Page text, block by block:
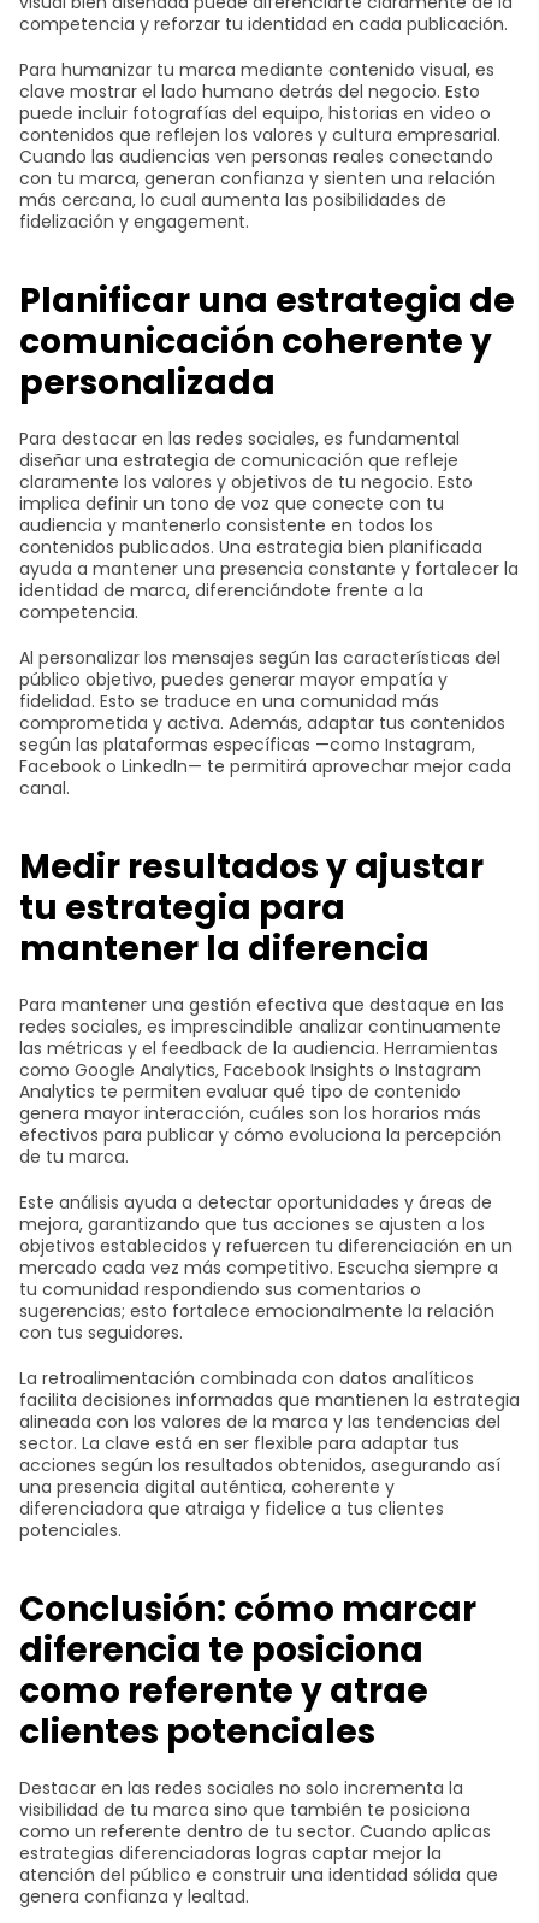
competencia y reforzar tu identidad en cada publicación.
Para humanizar tu marca mediante contenido visual, es
clave mostrar el lado humano detrás del negocio. Esto
puede incluir fotografías del equipo, historias en video o
contenidos que reflejen los valores y cultura empresarial.
Cuando las audiencias ven personas reales conectando
con tu marca, generan confianza y sienten una relación
más cercana, lo cual aumenta las posibilidades de
fidelización y engagement.
Planificar una estrategia de
comunicación coherente y
personalizada
Para destacar en las redes sociales, es fundamental
diseñar una estrategia de comunicación que refleje
claramente los valores y objetivos de tu negocio. Esto
implica definir un tono de voz que conecte con tu
audiencia y mantenerlo consistente en todos los
contenidos publicados. Una estrategia bien planificada
ayuda a mantener una presencia constante y fortalecer la
identidad de marca, diferenciándote frente a la
competencia.
Al personalizar los mensajes según las características del
público objetivo, puedes generar mayor empatía y
fidelidad. Esto se traduce en una comunidad más
comprometida y activa. Además, adaptar tus contenidos
según las plataformas específicas —como Instagram,
Facebook o LinkedIn— te permitirá aprovechar mejor cada
canal.
Medir resultados y ajustar
tu estrategia para
mantener la diferencia
Para mantener una gestión efectiva que destaque en las
redes sociales, es imprescindible analizar continuamente
las métricas y el feedback de la audiencia. Herramientas
como Google Analytics, Facebook Insights o Instagram
Analytics te permiten evaluar qué tipo de contenido
genera mayor interacción, cuáles son los horarios más
efectivos para publicar y cómo evoluciona la percepción
de tu marca.
Este análisis ayuda a detectar oportunidades y áreas de
mejora, garantizando que tus acciones se ajusten a los
objetivos establecidos y refuercen tu diferenciación en un
mercado cada vez más competitivo. Escucha siempre a
tu comunidad respondiendo sus comentarios o
sugerencias; esto fortalece emocionalmente la relación
con tus seguidores.
La retroalimentación combinada con datos analíticos
facilita decisiones informadas que mantienen la estrategia
alineada con los valores de la marca y las tendencias del
sector. La clave está en ser flexible para adaptar tus
acciones según los resultados obtenidos, asegurando así
una presencia digital auténtica, coherente y
diferenciadora que atraiga y fidelice a tus clientes
potenciales.
Conclusión: cómo marcar
diferencia te posiciona
como referente y atrae
clientes potenciales
Destacar en las redes sociales no solo incrementa la
visibilidad de tu marca sino que también te posiciona
como un referente dentro de tu sector. Cuando aplicas
estrategias diferenciadoras logras captar mejor la
atención del público e construir una identidad sólida que
genera confianza y lealtad.